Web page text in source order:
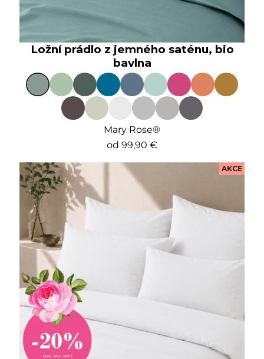
Ložní prádlo z jemného saténu, bio
bavlna
Mary Rose®
od 99,90 €
AKCE